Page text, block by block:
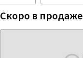
Скоро в продаже